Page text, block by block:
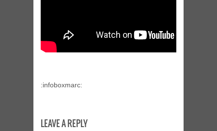
:infoboxmarc:
LEAVE A REPLY